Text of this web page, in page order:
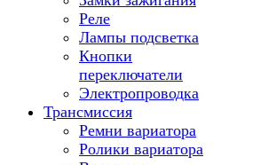
Реле
Лампы подсветка
Кнопки
переключатели
Электропроводка
Трансмиссия
Ремни вариатора
Ролики вариатора